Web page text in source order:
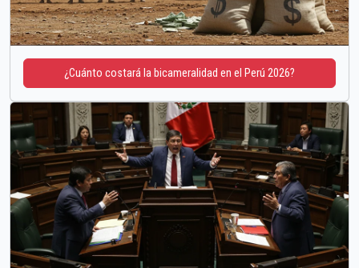
¿Cuánto costará la bicameralidad en el Perú 2026?